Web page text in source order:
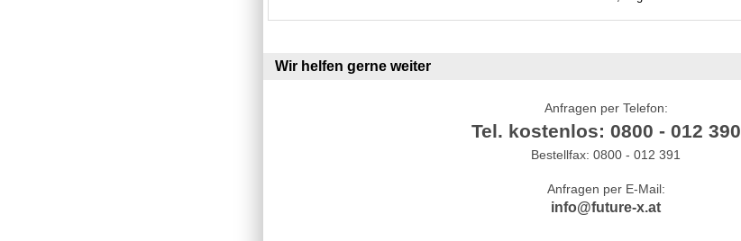
Wir helfen gerne weiter
Anfragen per Telefon:
Tel. kostenlos: 0800 - 012 390
Bestellfax: 0800 - 012 391
Anfragen per E-Mail:
info@future-x.at